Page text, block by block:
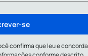
se
confirma que leu e concorda